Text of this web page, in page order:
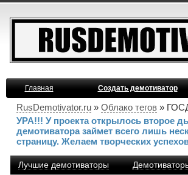
Главная
Создать демотиватор
RusDemotivator.ru » Облако тегов »
УРА!!! У проекта открылось второе
демотиватора займет всего лишь
страницу. Желаем творческих
Лучшие демотиваторы